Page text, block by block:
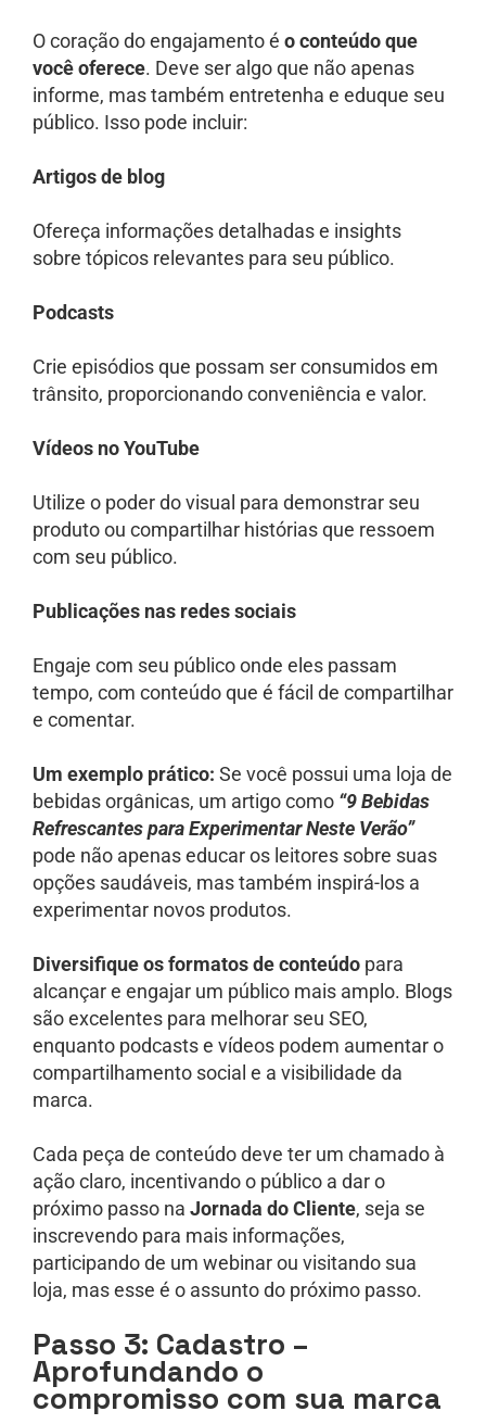
O coração do engajamento é o conteúdo que
você oferece. Deve ser algo que não apenas
informe, mas também entretenha e eduque seu
público. Isso pode incluir:
Artigos de blog
Ofereça informações detalhadas e insights
sobre tópicos relevantes para seu público.
Podcasts
Crie episódios que possam ser consumidos em
trânsito, proporcionando conveniência e valor.
Vídeos no YouTube
Utilize o poder do visual para demonstrar seu
produto ou compartilhar histórias que ressoem
com seu público.
Publicações nas redes sociais
Engaje com seu público onde eles passam
tempo, com conteúdo que é fácil de compartilhar
e comentar.
Um exemplo prático: Se você possui uma loja de
bebidas orgânicas, um artigo como “9 Bebidas
Refrescantes para Experimentar Neste Verão”
pode não apenas educar os leitores sobre suas
opções saudáveis, mas também inspirá-los a
experimentar novos produtos.
Diversifique os formatos de conteúdopara
alcançar e engajar um público mais amplo. Blogs
são excelentes para melhorar seu SEO,
enquanto podcasts e vídeos podem aumentar o
compartilhamento social e a visibilidade da
marca.
Cada peça de conteúdo deve ter um chamado à
ação claro, incentivando o público a dar o
próximo passo na Jornada do Cliente, seja se
inscrevendo para mais informações,
participando de um webinar ou visitando sua
loja, mas esse é o assunto do próximo passo.
Passo 3: Cadastro –
Aprofundando o
compromisso com sua marca